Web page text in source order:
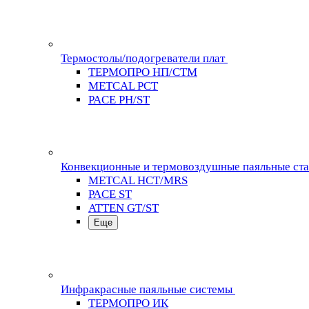
Термостолы/подогреватели плат
ТЕРМОПРО НП/СТМ
METCAL PCT
PACE PH/ST
Конвекционные и термовоздушные паяльные
METCAL HCT/MRS
PACE ST
ATTEN GT/ST
Еще
Инфракрасные паяльные системы
ТЕРМОПРО ИК